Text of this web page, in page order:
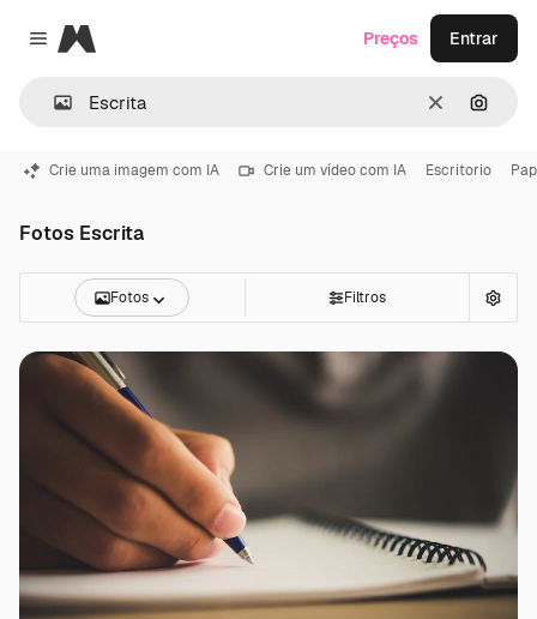
Close menu
Magnific
Limpar
Preços Entrar
Crie uma imagem com IA Crie um vídeo com IA Escritorio
Fotos Escrita
Fotos Filtros